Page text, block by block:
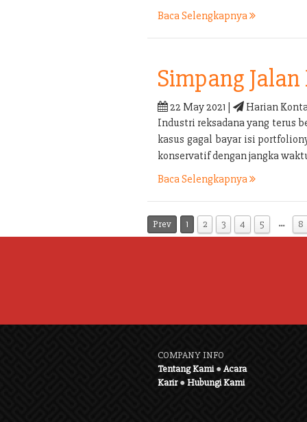
Baca Selengkapnya
Simpang
22 May 2021 |
Harian
Industri reksadana yang terus
kasus gagal bayar isi
konservatif dengan jangka
Baca Selengkapnya
Prev 1 2 3 4 5 … 8
COMPANY INFO
Tentang Kami●Acara
Karir●Hubungi Kami